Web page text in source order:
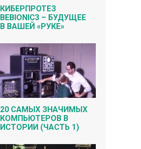
КИБЕРПРОТЕЗ
BEBIONIC3 – БУДУЩЕЕ
В ВАШЕЙ «РУКЕ»
20 САМЫХ ЗНАЧИМЫХ
КОМПЬЮТЕРОВ В
ИСТОРИИ (ЧАСТЬ 1)